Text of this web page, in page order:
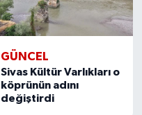
GÜNCEL
Sivas Kültür Varlıkları o
köprünün adını
değiştirdi